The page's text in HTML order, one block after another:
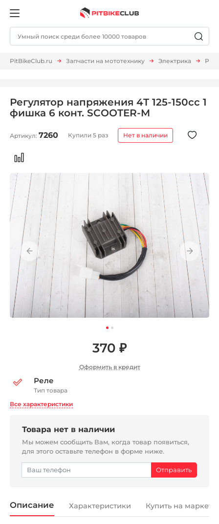
PitBikeClub.ru Запчасти на мототехнику Электрика
Регулятор напряжения 4T 125-150сс 1
фишка 6 конт. SCOOTER-M
Артикул: 7260 Купили 5 раз Нет в наличии
370 ₽
Оформить в кредит
Реле
Тип товара
Все характеристики
Товара нет в наличии
Мы можем сообщить Вам, когда товар появиться,
для этого оставьте телефон в форме ниже.
Описание Характеристики Купить на